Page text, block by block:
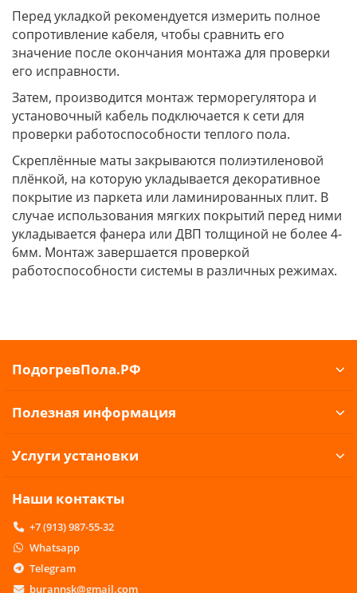
Перед укладкой рекомендуется измерить полное
сопротивление кабеля, чтобы сравнить его
значение после окончания монтажа для проверки
его исправности.
Затем, производится монтаж терморегулятора и
установочный кабель подключается к сети для
проверки работоспособности теплого пола.
Скреплённые маты закрываются полиэтиленовой
плёнкой, на которую укладывается декоративное
покрытие из паркета или ламинированных плит. В
случае использования мягких покрытий перед ними
укладывается фанера или ДВП толщиной не более 4-
6мм. Монтаж завершается проверкой
работоспособности системы в различных режимах.
ПодогревПола.РФ
Полезная информация
Услуги установки
Наши контакты
+7 (913) 987-55-32
Whatsapp
Telegram
burannsk@gmail.com